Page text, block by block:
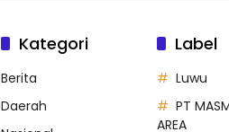
Kategori
Berita
Daerah
Label
Luwu
PT
AREA